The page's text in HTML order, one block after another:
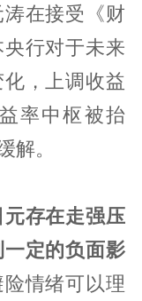
在接受《财
行对于未来
，上调收益
率中枢被抬
解。
存在走强压
定的负面影
情绪可以理